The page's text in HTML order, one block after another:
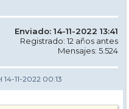
Enviado: 14-11-2022 13:41
Registrado: 12 años antes
Mensajes: 5.524
14-11-2022 00:13